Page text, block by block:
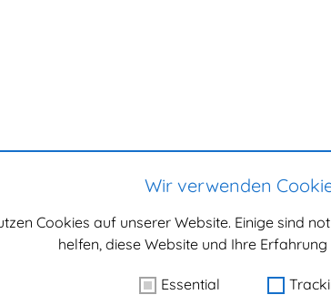
Wir verwenden
Cookies auf unserer Website. Einige sind
helfen, diese Website und Ihre
Essential